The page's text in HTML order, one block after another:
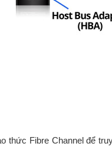
thức Fibre Channel để